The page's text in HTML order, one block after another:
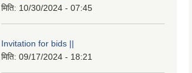
मिति: 10/30/2024 - 07:45
Invitation for bids ||
मिति: 09/17/2024 - 18:21